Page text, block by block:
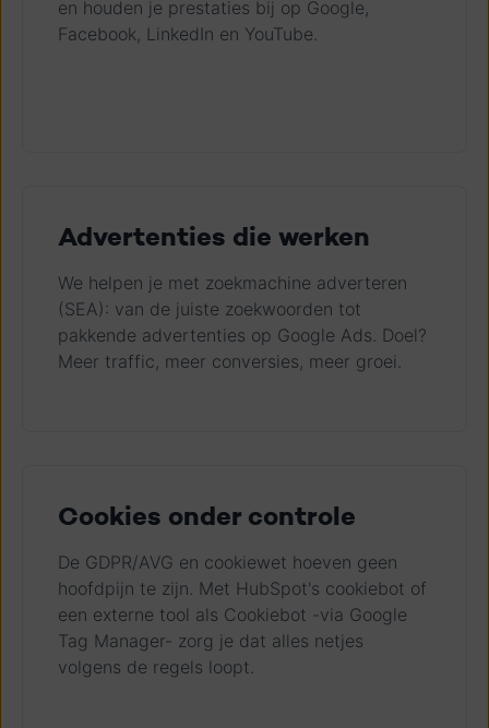
en houden je prestaties bij op Google,
Facebook, LinkedIn en YouTube.
Advertenties die werken
We helpen je met zoekmachine adverteren
(SEA): van de juiste zoekwoorden tot
pakkende advertenties op Google Ads. Doel?
Meer traffic, meer conversies, meer groei.
Cookies onder controle
De GDPR/AVG en cookiewet hoeven geen
hoofdpijn te zijn. Met HubSpot's cookiebot of
een externe tool als Cookiebot -via Google
Tag Manager- zorg je dat alles netjes
volgens de regels loopt.